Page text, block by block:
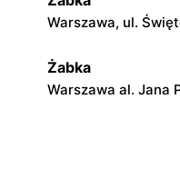
Warszawa, ul.
Żabka
Warszawa al. Jana